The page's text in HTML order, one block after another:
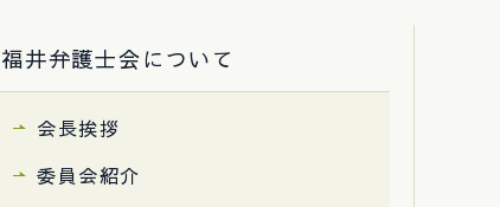
福井弁護士会について
会長挨拶
委員会紹介